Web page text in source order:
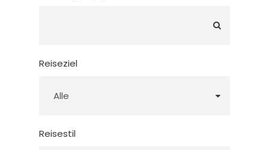
Reiseziel
Reisestil